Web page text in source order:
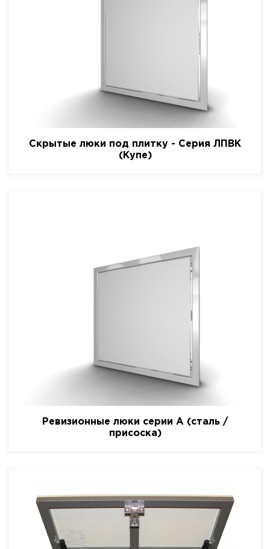
Скрытые люки под плитку - Серия ЛПВК
(Купе)
Ревизионные люки серии A (сталь /
присоска)